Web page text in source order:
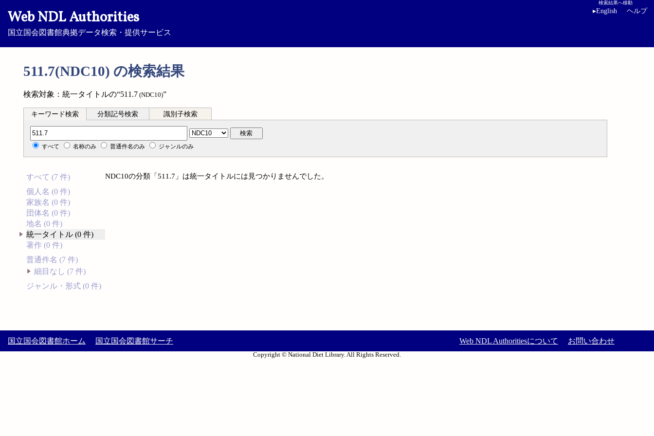
Web NDL Authorities
国立国会図書館典拠データ検索・提供サービス
検索結果へ移動
▸English ヘルプ
511.7(NDC10) の検索結果
検索対象：統一タイトルの“511.7 (NDC10)”
キーワード検索 分類記号検索 識別子検索
分類記号検索 検索
すべて 名称のみ 普通件名のみ ジャンルのみ
すべて (7 件)
個人名 (0 件)
家族名 (0 件)
団体名 (0 件)
地名 (0 件)
統一タイトル (0 件)
著作 (0 件)
普通件名 (7 件)
細目なし (7 件)
ジャンル・形式 (0 件)
NDC10の分類「511.7」は統一タイトルには見つかりませんでした。
国立国会図書館ホーム 国立国会図書館サーチ Web NDL Authoritiesについて お問い合わせ
Copyright © National Diet Library. All Rights Reserved.